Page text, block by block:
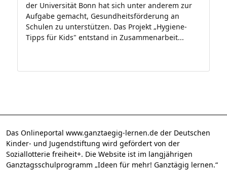
der Universität Bonn hat sich unter anderem zur
Aufgabe gemacht, Gesundheitsförderung an
Schulen zu unterstützen. Das Projekt „Hygiene-
Tipps für Kids" entstand in Zusammenarbeit...
Das Onlineportal www.ganztaegig-lernen.de der Deutschen
Kinder- und Jugendstiftung wird gefördert von der
Soziallotterie freiheit+. Die Website ist im langjährigen
Ganztagsschulprogramm „Ideen für mehr! Ganztägig lernen.“